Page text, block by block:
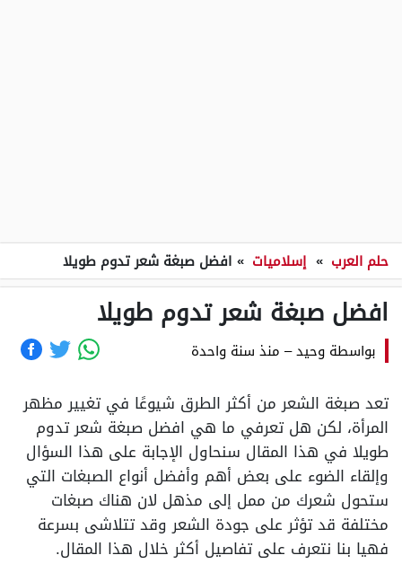
حلم العرب » إسلاميات » افضل صبغة شعر تدوم طويلا
افضل صبغة شعر تدوم طويلا
بواسطة وحيد– منذ سنة واحدة
تعد صبغة الشعر من أكثر الطرق شيوعًا في تغيير مظهر
المرأة، لكن هل تعرفي ما هي افضل صبغة شعر تدوم
طويلا في هذا المقال سنحاول الإجابة على هذا السؤال
وإلقاء الضوء على بعض أهم وأفضل أنواع الصبغات التي
ستحول شعرك من ممل إلى مذهل لان هناك صبغات
مختلفة قد تؤثر على جودة الشعر وقد تتلاشى بسرعة
فهيا بنا نتعرف على تفاصيل أكثر خلال هذا المقال.